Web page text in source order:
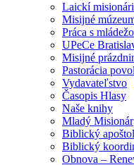
Laickí
Misijné
Práca s
UPeCe
Misijné
Pastorácia
Vydavateľstvo
Časopis Hlasy
Naše knihy
Mladý Misionár
Biblický
Biblický
Obnova –